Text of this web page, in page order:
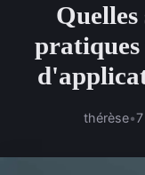
Quelles
pratiques
thérèse•